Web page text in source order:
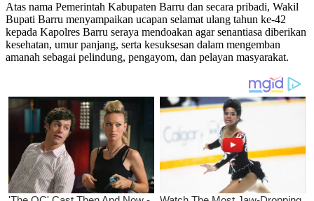
Atas nama Pemerintah Kabupaten Barru dan secara pribadi, Wakil
Bupati Barru menyampaikan ucapan selamat ulang tahun ke-42
kepada Kapolres Barru seraya mendoakan agar senantiasa diberikan
kesehatan, umur panjang, serta kesuksesan dalam mengemban
amanah sebagai pelindung, pengayom, dan pelayan masyarakat.